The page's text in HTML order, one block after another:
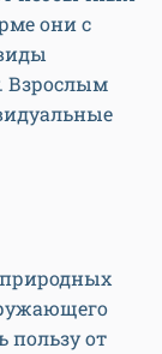
они с
Взрослым
пользу от